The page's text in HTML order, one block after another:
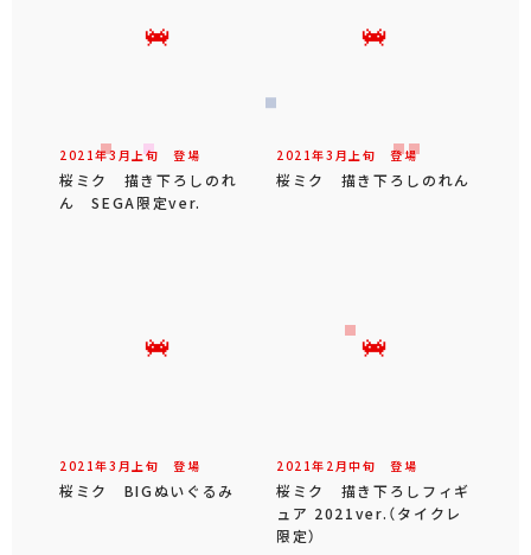
2021年3 月 上旬 登場
桜ミク 描き下ろしのれ
ん SEGA限定ver.
2021年3 月 上旬 登場
桜ミク 描き下ろしのれん
2021年3 月 上旬 登場
桜ミク BIGぬいぐるみ
2021年 2 月中旬 登場
桜ミク 描き下ろしフィギ
ュア 2021ver.（タイクレ
限定）